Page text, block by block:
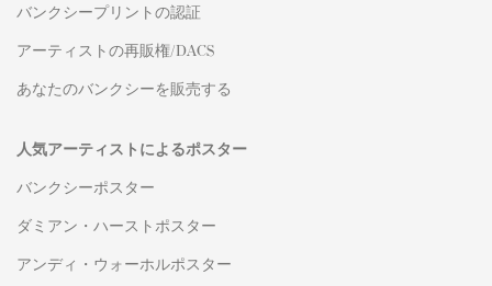
バンクシープリントの認証
アーティストの再販権/DACS
あなたのバンクシーを販売する
人気アーティストによるポスター
バンクシーポスター
ダミアン・ハーストポスター
アンディ・ウォーホルポスター